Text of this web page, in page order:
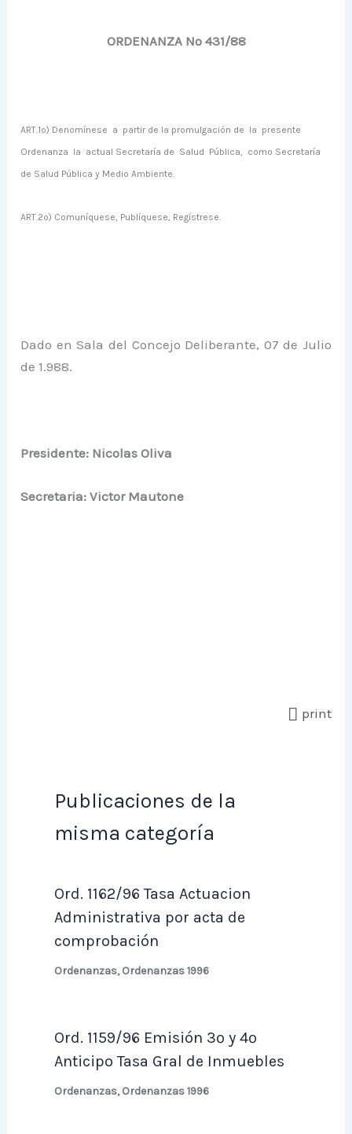
ORDENANZA Nº 431/88
ART.1º) Denomínese a partir de la promulgación de la presente
Ordenanza la actual Secretaría de Salud Pública, como Secretaría
de Salud Pública y Medio Ambiente.
ART.2º) Comuníquese, Publíquese, Regístrese.
Dado en Sala del Concejo Deliberante, 07 de Julio
de 1.988.
Presidente: Nicolas Oliva
Secretaria: Victor Mautone
print
Publicaciones de la
misma categoría
Ord. 1162/96 Tasa Actuacion
Administrativa por acta de
comprobación
Ordenanzas,Ordenanzas 1996
Ord. 1159/96 Emisión 3º y 4º
Anticipo Tasa Gral de Inmuebles
Ordenanzas,Ordenanzas 1996